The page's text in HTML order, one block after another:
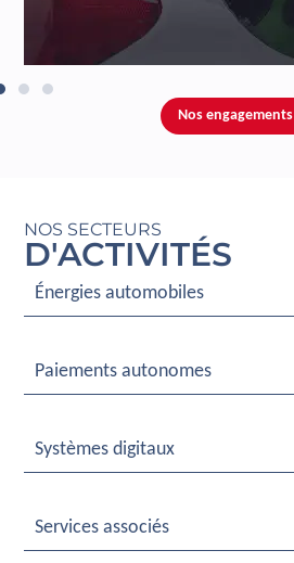
Nos engagements
NOS SECTEURS
D'ACTIVITÉS
Énergies automobiles
Paiements autonomes
Systèmes digitaux
Services associés